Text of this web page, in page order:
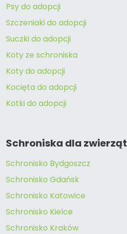
Psy do adopcji
Szczeniaki do adopcji
Suczki do adopcji
Koty ze schroniska
Koty do adopcji
Kocięta do adopcji
Kotki do adopcji
Schroniska dla zwierząt
Schronisko Bydgoszcz
Schronisko Gdańsk
Schronisko Katowice
Schronisko Kielce
Schronisko Kraków